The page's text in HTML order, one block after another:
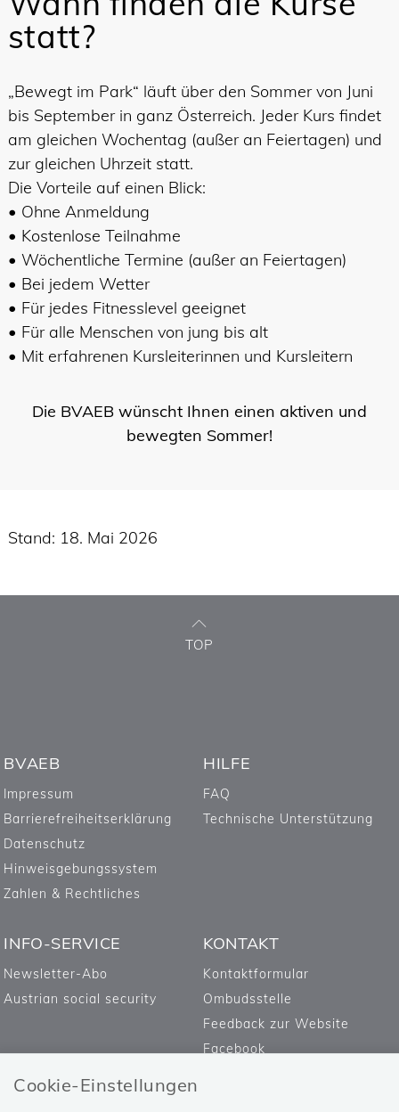
Cookie-Einstellungen
statt?
„Bewegt im Park“ läuft über den Sommer von Juni
bis September in ganz Österreich. Jeder Kurs findet
am gleichen Wochentag (außer an Feiertagen) und
zur gleichen Uhrzeit statt.
Die Vorteile auf einen Blick:
• Ohne Anmeldung
• Kostenlose Teilnahme
• Wöchentliche Termine (außer an Feiertagen)
• Bei jedem Wetter
• Für jedes Fitnesslevel geeignet
• Für alle Menschen von jung bis alt
• Mit erfahrenen Kursleiterinnen und Kursleitern
Die BVAEB wünscht Ihnen einen aktiven und
bewegten Sommer!
Stand: 18. Mai 2026
TOP
BVAEB
Impressum
Barrierefreiheitserklärung
Datenschutz
Hinweisgebungssystem
Zahlen & Rechtliches
HILFE
FAQ
Technische Unterstützung
INFO-SERVICE
Newsletter-Abo
Austrian social security
KONTAKT
Kontaktformular
Ombudsstelle
Feedback zur Website
Facebook